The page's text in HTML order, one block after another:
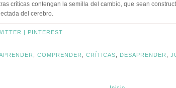
críticas contengan la semilla del cambio, que sean
del cerebro.
| PINTEREST
COMPRENDER CRÍTICAS DESAPRENDER